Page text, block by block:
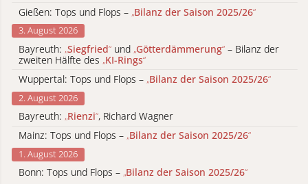
Gießen: Tops und Flops – „Bilanz der Saison 2025/26“
3. August 2026
Bayreuth: „Siegfried“ und „Götterdämmerung“ – Bilanz der
zweiten Hälfte des „KI-Rings“
Wuppertal: Tops und Flops – „Bilanz der Saison 2025/26“
2. August 2026
Bayreuth: „Rienzi“, Richard Wagner
Mainz: Tops und Flops – „Bilanz der Saison 2025/26“
1. August 2026
Bonn: Tops und Flops – „Bilanz der Saison 2025/26“